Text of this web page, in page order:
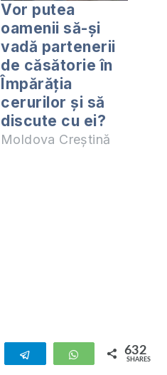
Vor putea
oamenii să-și
vadă partenerii
de căsătorie în
Împărăția
cerurilor și să
discute cu ei?
Moldova Creștină
Telegram WhatsApp
632
SHARES